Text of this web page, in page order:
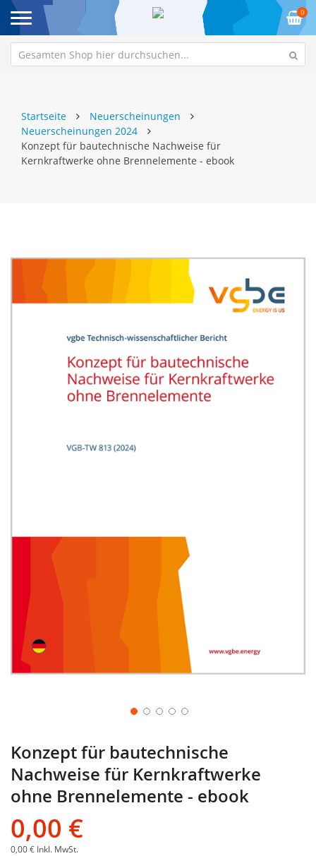
0
Startseite
Neuerscheinungen
Neuerscheinungen 2024
Konzept für bautechnische Nachweise für
Kernkraftwerke ohne Brennelemente - ebook
Bildgalerie
Konzept für bautechnische
Nachweise für Kernkraftwerke
ohne Brennelemente - ebook
0,00 €
0,00 € Inkl. MwSt.